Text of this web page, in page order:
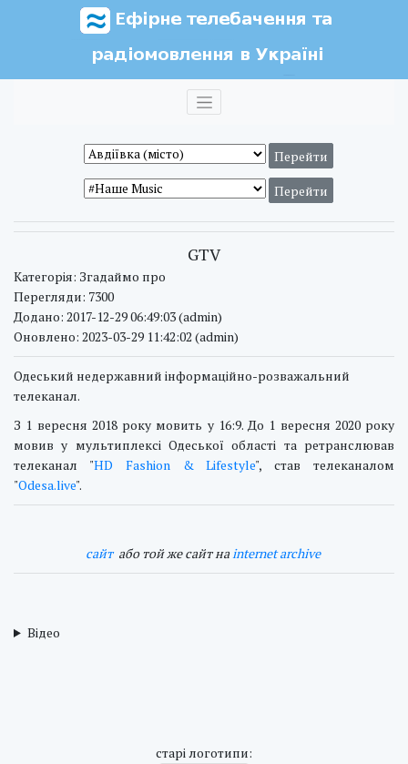
GTV
Категорія: Згадаймо про
Перегляди: 7300
Додано: 2017-12-29 06:49:03 (admin)
Оновлено: 2023-03-29 11:42:02 (admin)
Одеський недержавний інформаційно-розважальний
телеканал.
З 1 вересня 2018 року мовить у 16:9. До 1 вересня 2020 року
мовив у мультиплексі Одеської області та ретранслював
телеканал "HD Fashion & Lifestyle", став телеканалом
"Odesa.live".
cайтабо той же сайт наinternet archive
Відео
cтарі логотипи: